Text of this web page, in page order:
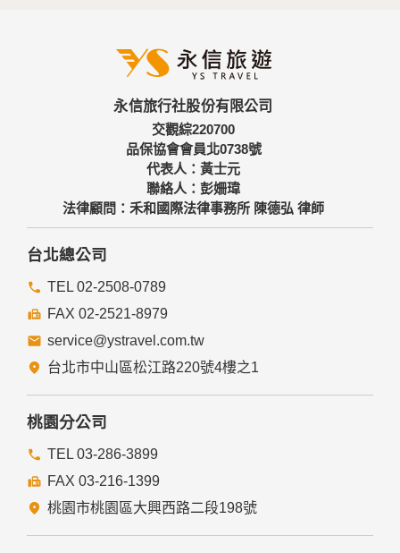
永信旅行社股份有限公司
交觀綜220700
品保協會會員北0738號
代表人：黃士元
聯絡人：彭姍瑋
法律顧問：禾和國際法律事務所 陳德弘 律師
台北總公司
TEL 02-2508-0789
FAX 02-2521-8979
service@ystravel.com.tw
台北市中山區松江路220號4樓之1
桃園分公司
TEL 03-286-3899
FAX 03-216-1399
桃園市桃園區大興西路二段198號